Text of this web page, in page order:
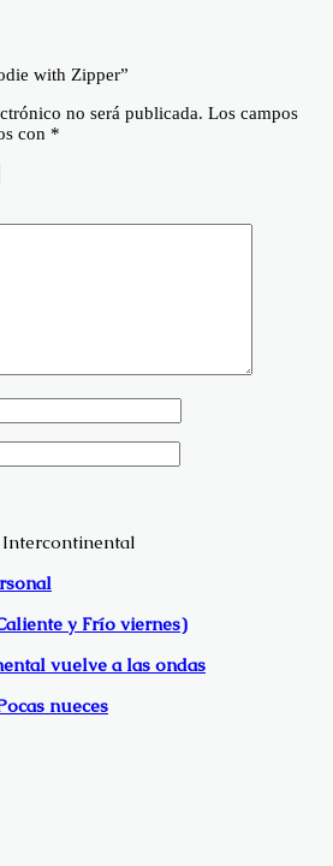
with Zipper”
no será publicada. Los campos
con *
y Frío viernes)
vuelve a las ondas
nueces